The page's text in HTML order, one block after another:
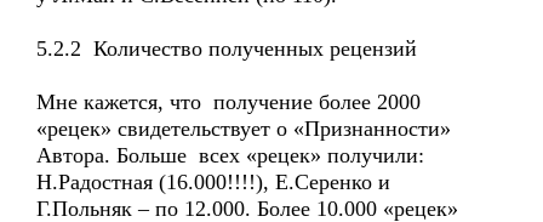
5.2.2 Количество полученных рецензий
Мне кажется, что получение более 2000
«рецек» свидетельствует о «Признанности»
Автора. Больше всех «рецек» получили:
Н.Радостная (16.000!!!!), Е.Серенко и
Г.Польняк – по 12.000. Более 10.000 «рецек»